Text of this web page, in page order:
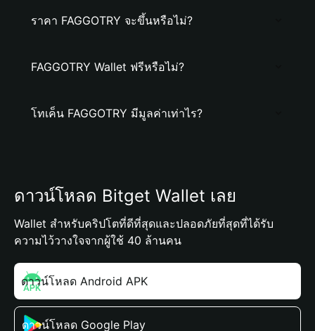
ราคา FAGGOTRY จะขึ้นหรือไม่?
FAGGOTRY Wallet ฟรีหรือไม่?
โทเค็น FAGGOTRY มีมูลค่าเท่าไร?
ดาวน์โหลด Bitget Wallet เลย
Wallet สำหรับคริปโตที่ดีที่สุดและปลอดภัยที่สุดที่ได้รับ
ความไว้วางใจจากผู้ใช้ 40 ล้านคน
ดาวน์โหลด Android APK
ดาวน์โหลด Google Play